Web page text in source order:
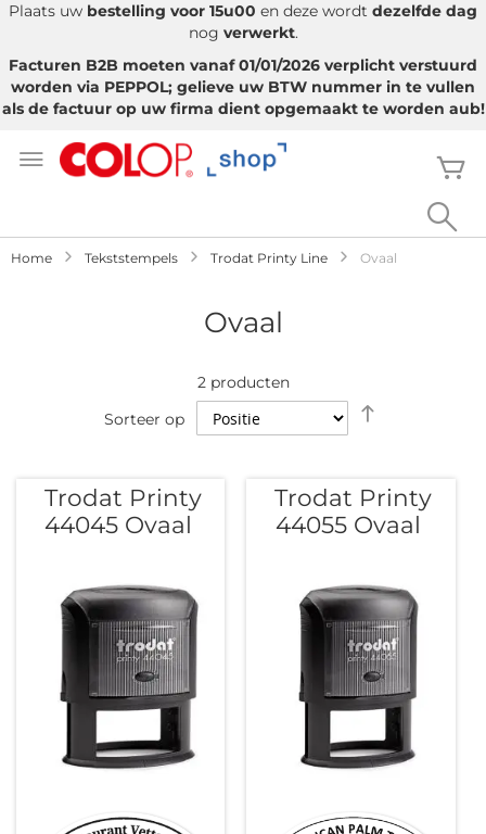
Plaats uw bestelling voor 15u00 en deze wordt dezelfde dag
nog verwerkt.
Facturen B2B moeten vanaf 01/01/2026 verplicht verstuurd
worden via PEPPOL; gelieve uw BTW nummer in te vullen
als de factuur op uw firma dient opgemaakt te worden aub!
naar
Home Tekststempels Trodat Printy Line Ovaal
Ovaal
2producten
Sorteer op
sorteren
Trodat Printy
44045 Ovaal
Trodat Printy
44055 Ovaal